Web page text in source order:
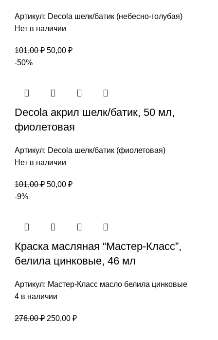
Артикул: Decola шелк/батик (небесно-голубая)
Нет в наличии
101,00₽ Первоначальная
50,00 ₽Текущая
-50%
Decola акрил шелк/батик, 50 мл,
фиолетовая
Артикул: Decola шелк/батик (фиолетовая)
Нет в наличии
101,00₽ Первоначальная
50,00 ₽Текущая
-9%
Краска масляная “Мастер-Класс”,
белила цинковые, 46 мл
Артикул: Мастер-Класс масло белила цинковые
4 в наличии
276,00₽ Первоначальная
250,00 ₽Текущая